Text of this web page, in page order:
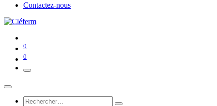
Contactez-nous
0
0